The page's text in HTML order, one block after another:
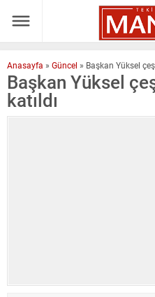
Anasayfa » Güncel » Başkan Yüksel
Başkan Yüksel
katıldı